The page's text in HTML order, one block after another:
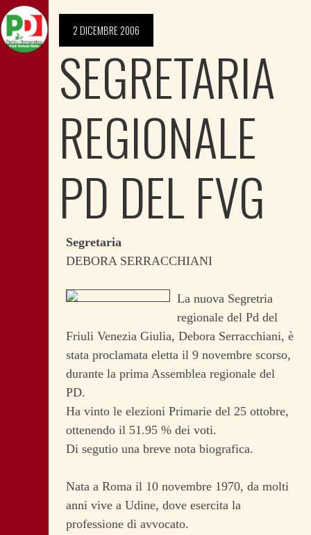
2 DICEMBRE 2006
SEGRETARIA
REGIONALE
PD DEL FVG
Segretaria
DEBORA SERRACCHIANI
La nuova Segretria
regionale del Pd del
Friuli Venezia Giulia, Debora Serracchiani, è
stata proclamata eletta il 9 novembre scorso,
durante la prima Assemblea regionale del
PD.
Ha vinto le elezioni Primarie del 25 ottobre,
ottenendo il 51.95 % dei voti.
Di segutio una breve nota biografica.
Nata a Roma il 10 novembre 1970, da molti
anni vive a Udine, dove esercita la
professione di avvocato.